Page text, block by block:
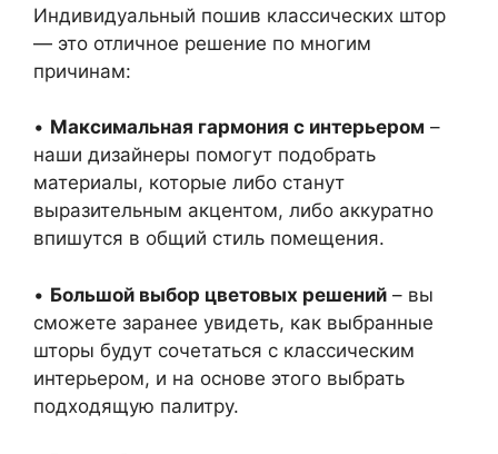
Индивидуальный пошив классических штор
— это отличное решение по многим
причинам:
• Максимальная гармония с интерьером –
наши дизайнеры помогут подобрать
материалы, которые либо станут
выразительным акцентом, либо аккуратно
впишутся в общий стиль помещения.
• Большой выбор цветовых решений – вы
сможете заранее увидеть, как выбранные
шторы будут сочетаться с классическим
интерьером, и на основе этого выбрать
подходящую палитру.